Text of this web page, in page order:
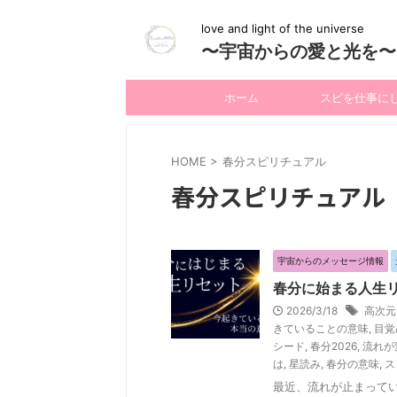
love and light of the universe
〜宇宙からの愛と光を〜
ホーム スピを仕事に
HOME > 春分スピリチュアル
春分スピリチュアル
宇宙からのメッセージ情報
春分に始まる人生
2026/3/18
高次
きていることの意味, 目
シード, 春分2026, 流れが
は, 星読み, 春分の意味,
最近、流れが止まって